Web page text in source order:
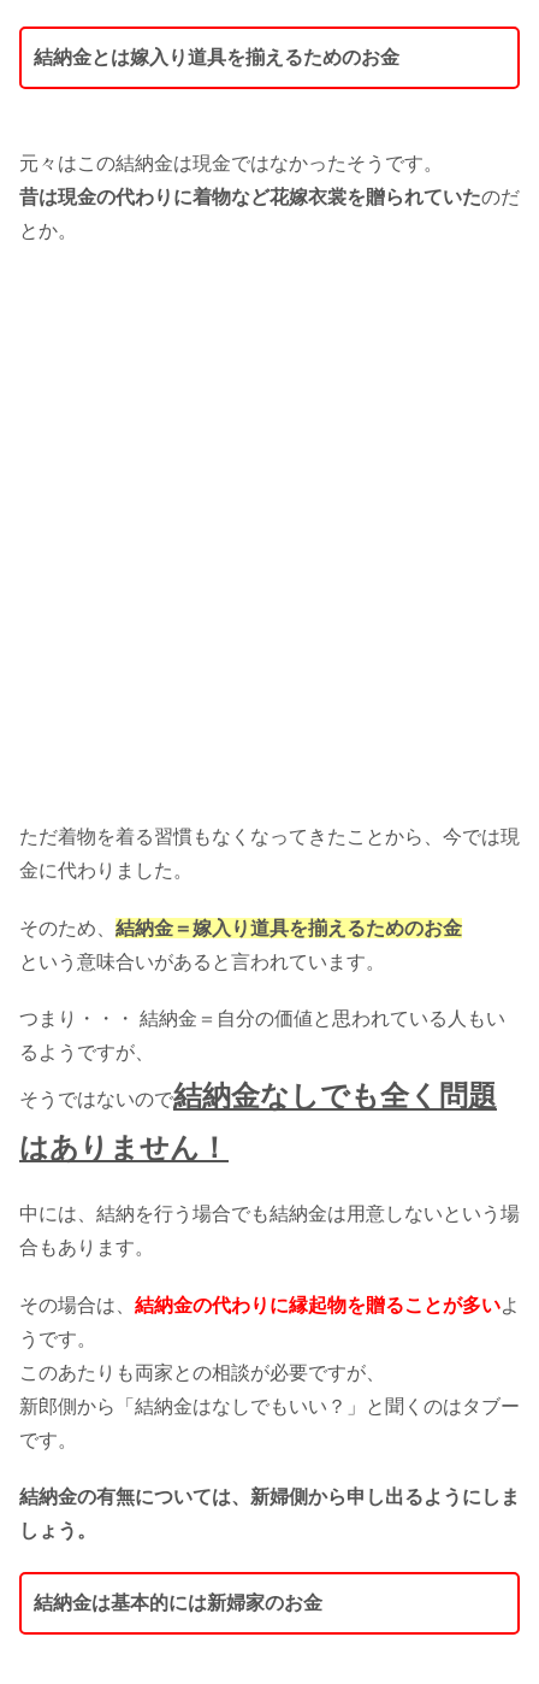
入籍で住民票を変更！順番は？わかり
やすく解説
婚姻届で入籍！別居のままだと住民票
はどうしたらいいの？
結納金とは嫁入り道具を揃えるためのお金
元々はこの結納金は現金ではなかったそうです。
昔は現金の代わりに着物など花嫁衣裳を贈られていたのだ
とか。
ただ着物を着る習慣もなくなってきたことから、今では現
金に代わりました。
そのため、 結納金＝嫁入り道具を揃えるためのお金
という意味合いがあると言われています。
つまり・・・ 結納金＝自分の価値と思われている人もい
るようですが、
そうではないので結納金なしでも全く問題
はありません！
中には、結納を行う場合でも結納金は用意しないという場
合もあります。
その場合は、 結納金の代わりに縁起物を贈ることが多いよ
うです。
このあたりも両家との相談が必要ですが、
新郎側から「結納金はなしでもいい？」と聞くのはタブー
です。
結納金の有無については、新婦側から申し出るようにしま
しょう。
結納金は基本的には新婦家のお金